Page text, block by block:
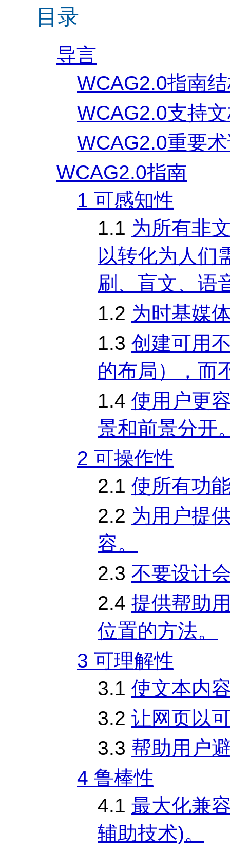
目录
导言
WCAG2.0指南
WCAG2.0支持
WCAG2.0重要
WCAG2.0指南
1 可感知性
1.1 为所有非
以转化为人们
刷、盲文、语
1.2 为时基媒
1.3 创建可用
的布局），而
1.4 使用户更
景和前景分开
2 可操作性
2.1 使所有功
2.2 为用户提
容。
2.3 不要设计
2.4 提供帮助
位置的方法。
3 可理解性
3.1 使文本内
3.2 让网页以
3.3 帮助用户
4 鲁棒性
4.1 最大化兼
辅助技术)。